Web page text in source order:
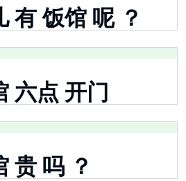
有 饭馆 呢 ？
六点 开门
贵 吗 ？